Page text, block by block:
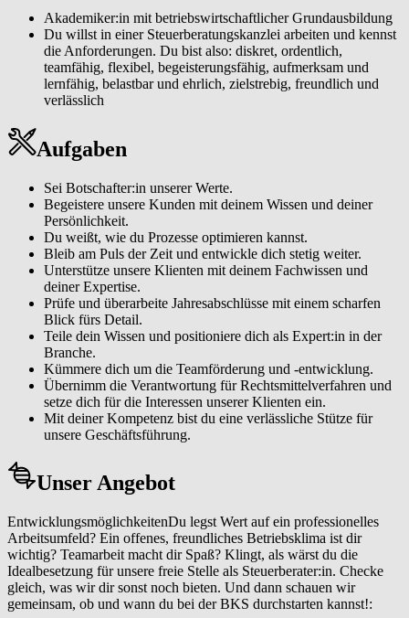
Übernimm die Verantwortung für Rechtsmittelverfahren und setze
dich für die Interessen unserer Klienten ein.: Mit deiner Kompetenz
bist du eine verlässliche Stütze für unsere Geschäftsführung.
Akademiker:in mit betriebswirtschaftlicher Grundausbildung
Du willst in einer Steuerberatungskanzlei arbeiten und kennst
die Anforderungen. Du bist also: diskret, ordentlich,
teamfähig, flexibel, begeisterungsfähig, aufmerksam und
lernfähig, belastbar und ehrlich, zielstrebig, freundlich und
verlässlich
Aufgaben
Sei Botschafter:in unserer Werte.
Begeistere unsere Kunden mit deinem Wissen und deiner
Persönlichkeit.
Du weißt, wie du Prozesse optimieren kannst.
Bleib am Puls der Zeit und entwickle dich stetig weiter.
Unterstütze unsere Klienten mit deinem Fachwissen und
deiner Expertise.
Prüfe und überarbeite Jahresabschlüsse mit einem scharfen
Blick fürs Detail.
Teile dein Wissen und positioniere dich als Expert:in in der
Branche.
Kümmere dich um die Teamförderung und -entwicklung.
Übernimm die Verantwortung für Rechtsmittelverfahren und
setze dich für die Interessen unserer Klienten ein.
Mit deiner Kompetenz bist du eine verlässliche Stütze für
unsere Geschäftsführung.
Unser Angebot
EntwicklungsmöglichkeitenDu legst Wert auf ein professionelles
Arbeitsumfeld? Ein offenes, freundliches Betriebsklima ist dir
wichtig? Teamarbeit macht dir Spaß? Klingt, als wärst du die
Idealbesetzung für unsere freie Stelle als Steuerberater:in. Checke
gleich, was wir dir sonst noch bieten. Und dann schauen wir
gemeinsam, ob und wann du bei der BKS durchstarten kannst!: